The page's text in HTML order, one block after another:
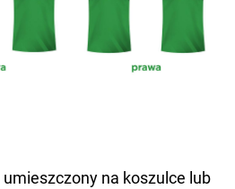
na koszulce lub